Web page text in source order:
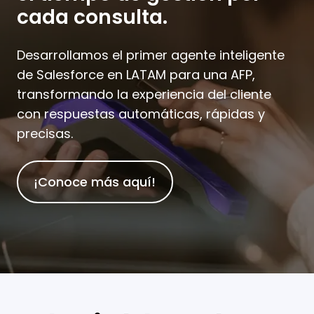
cada consulta.
Desarrollamos el primer agente inteligente
de Salesforce en LATAM para una AFP,
transformando la experiencia del cliente
con respuestas automáticas, rápidas y
precisas.
¡Conoce más aquí!